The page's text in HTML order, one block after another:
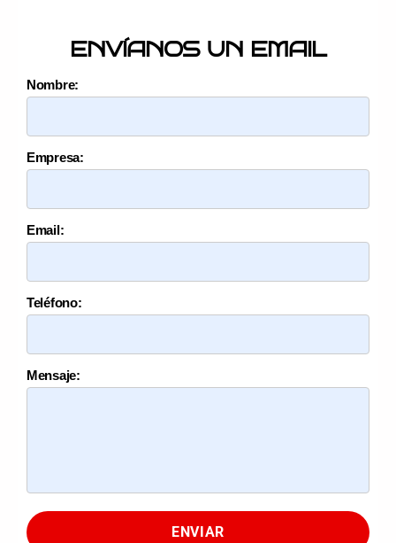
ENVÍANOS UN EMAIL
Nombre:
Empresa:
Email:
Teléfono:
Mensaje:
ENVIAR